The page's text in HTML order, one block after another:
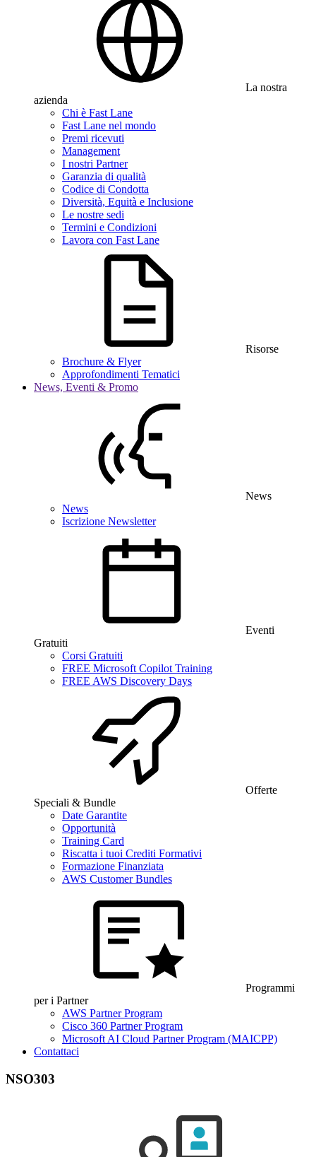
La nostra
azienda
Chi è Fast Lane
Fast Lane nel mondo
Premi ricevuti
Management
I nostri Partner
Garanzia di qualità
Codice di Condotta
Diversità, Equità e Inclusione
Le nostre sedi
Termini e Condizioni
Lavora con Fast Lane
Risorse
Brochure & Flyer
Approfondimenti Tematici
News, Eventi & Promo
News
News
Iscrizione Newsletter
Eventi
Gratuiti
Corsi Gratuiti
FREE Microsoft Copilot Training
FREE AWS Discovery Days
Offerte
Speciali & Bundle
Date Garantite
Opportunità
Training Card
Riscatta i tuoi Crediti Formativi
Formazione Finanziata
AWS Customer Bundles
Programmi
per i Partner
AWS Partner Program
Cisco 360 Partner Program
Microsoft AI Cloud Partner Program (MAICPP)
Contattaci
NSO303